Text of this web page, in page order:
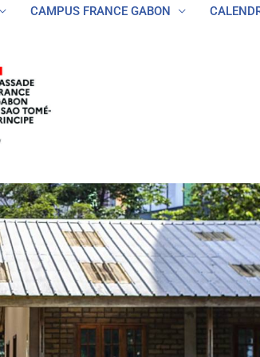
CAMPUS FRANCE GABON
CAMPUS FRANCE GABON CALENDRIER